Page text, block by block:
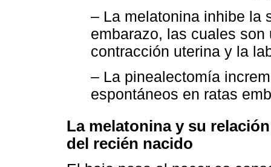
– La melatonina inhibe la
embarazo, las cuales
contracción uterina y la
– La pinealectomía
espontáneos en ratas
La melatonina y su
del recién nacido